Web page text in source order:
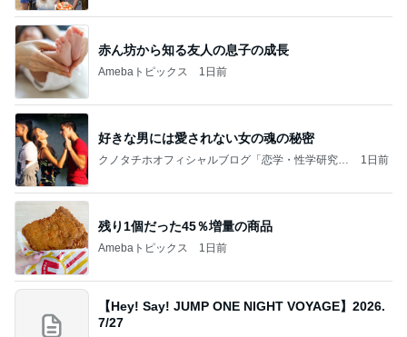
赤ん坊から知る友人の息子の成長
Amebaトピックス 1日前
好きな男には愛されない女の魂の秘密
クノタチホオフィシャルブログ「恋学・性学研究
1日前
残り1個だった45％増量の商品
Amebaトピックス 1日前
【Hey! Say! JUMP ONE NIGHT VOYAGE】2026.
7/27